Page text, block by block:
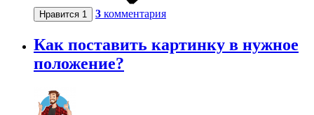
Нравится 1 3 комментария
Как поставить картинку в нужное
положение?